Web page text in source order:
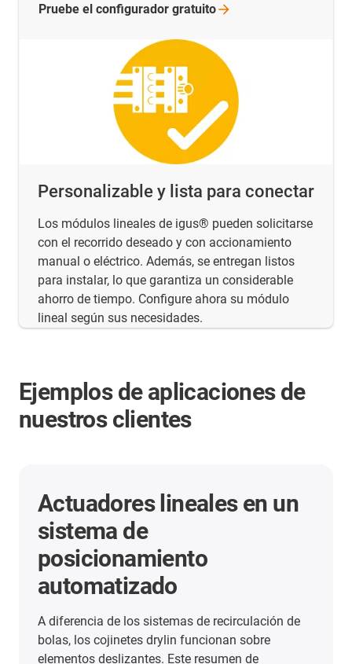
Personalizable y lista para conectar
Los módulos lineales de igus® pueden solicitarse
con el recorrido deseado y con accionamiento
manual o eléctrico. Además, se entregan listos
para instalar, lo que garantiza un considerable
ahorro de tiempo. Configure ahora su módulo
lineal según sus necesidades.
Pruebe el configurador gratuito
Ejemplos de aplicaciones de
nuestros clientes
Más ejemplos de
aplicaciones
Aquí encontrará muchos más ejemplos de
aplicaciones de nuestros clientes de todos los
módulos lineales de igus.